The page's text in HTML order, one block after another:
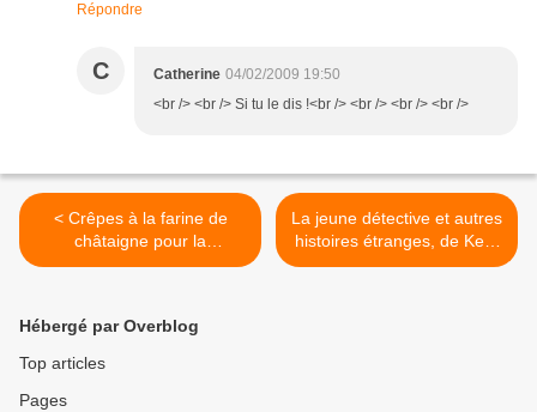
Répondre
C Catherine 04/02/2009 19:50
<br /> <br /> Si tu le dis !<br /> <br /> <br /> <br />
< Crêpes à la farine de
châtaigne pour la
Chandeleur
La jeune détective et autres
histoires étranges, de Kelly
Link >
Hébergé par Overblog
Top articles
Pages